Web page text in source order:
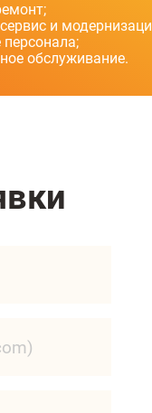
и
персонала;
обслуживание.